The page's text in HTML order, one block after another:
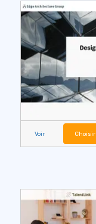
Voir Choisir